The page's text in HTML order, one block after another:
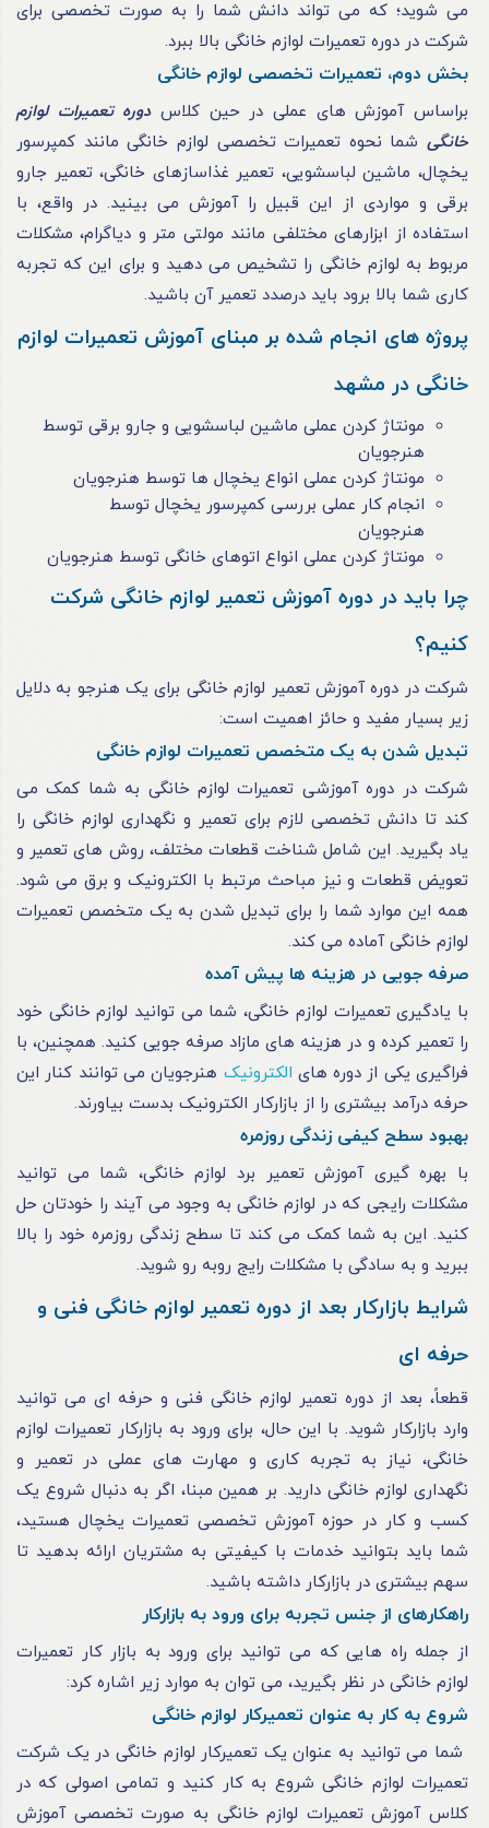
می‌ شوید؛ که می تواند دانش شما را به صورت تخصصی برای
شرکت در دوره تعمیرات لوازم خانگی بالا ببرد.
بخش دوم، تعمیرات تخصصی لوازم خانگی
براساس آموزش های عملی در حین کلاسدوره تعمیرات لوازم
خانگی شما نحوه تعمیرات تخصصی لوازم خانگی مانند کمپرسور
یخچال، ماشین لباسشویی، تعمیر غذاسازهای خانگی، تعمیر جارو
برقی و مواردی از این قبیل را آموزش می‌ بینید. در واقع، با
استفاده از ابزارهای مختلفی مانند مولتی متر و دیاگرام، مشکلات
مربوط به لوازم خانگی را تشخیص می ‌دهید و برای این که تجربه
کاری شما بالا برود باید درصدد تعمیر آن باشید.
پروژه های انجام شده بر مبنای آموزش تعمیرات لوازم
خانگی در مشهد
مونتاژ کردن عملی ماشین لباسشویی و جارو برقی توسط
هنرجویان
مونتاژ کردن عملی انواع یخچال ها توسط هنرجویان
انجام کار عملی بررسی کمپرسور یخچال توسط
هنرجویان
مونتاژ کردن عملی انواع اتوهای خانگی توسط هنرجویان
چرا باید در دوره آموزش تعمیر لوازم خانگی شرکت
کنیم؟
شرکت در دوره آموزش تعمیر لوازم خانگی برای یک هنرجو به دلایل
زیر بسیار مفید و حائز اهمیت است:
تبدیل شدن به یک متخصص تعمیرات لوازم خانگی
شرکت در دوره آموزشی تعمیرات لوازم خانگی به شما کمک می
کند تا دانش تخصصی لازم برای تعمیر و نگهداری لوازم خانگی را
یاد بگیرید. این شامل شناخت قطعات مختلف، روش های تعمیر و
تعویض قطعات و نیز مباحث مرتبط با الکترونیک و برق می شود.
همه این موارد شما را برای تبدیل شدن به یک متخصص تعمیرات
لوازم خانگی آماده می کند.
صرفه جویی در هزینه ها پیش آمده
با یادگیری تعمیرات لوازم خانگی، شما می توانید لوازم خانگی خود
را تعمیر کرده و در هزینه های مازاد صرفه جویی کنید. همچنین، با
فراگیری یکی از دوره های الکترونیک هنرجویان می توانند کنار این
حرفه درآمد بیشتری را از بازارکار الکترونیک بدست بیاورند.
بهبود سطح کیفی زندگی روزمره
با بهره گیری آموزش تعمیر برد لوازم خانگی، شما می توانید
مشکلات رایجی که در لوازم خانگی به وجود می آیند را خودتان حل
کنید. این به شما کمک می کند تا سطح زندگی روزمره خود را بالا
ببرید و به سادگی با مشکلات رایج روبه رو شوید.
شرایط بازارکار بعد از دوره تعمیر لوازم خانگی فنی و
حرفه ای
قطعاً، بعد از دوره تعمیر لوازم خانگی فنی و حرفه ای می‌ توانید
وارد بازارکار شوید. با این حال، برای ورود به بازارکار تعمیرات لوازم
خانگی، نیاز به تجربه کاری و مهارت‌ های عملی در تعمیر و
نگهداری لوازم خانگی دارید. بر همین مبنا، اگر به دنبال شروع یک
کسب و کار در حوزه آموزش تخصصی تعمیرات یخچال هستید،
شما باید بتوانید خدمات با کیفیتی به مشتریان ارائه بدهید تا
سهم بیشتری در بازارکار داشته باشید.
راهکارهای از جنس تجربه برای ورود به بازارکار
از جمله راه‌ هایی که می ‌توانید برای ورود به بازار کار تعمیرات
لوازم خانگی در نظر بگیرید، می‌ توان به موارد زیر اشاره کرد:
شروع به کار به عنوان تعمیرکار لوازم خانگی
شما می ‌توانید به عنوان یک تعمیرکار لوازم خانگی در یک شرکت
تعمیرات لوازم خانگی شروع به کار کنید و تمامی اصولی که در
کلاس آموزش تعمیرات لوازم خانگی به صورت تخصصی آموزش